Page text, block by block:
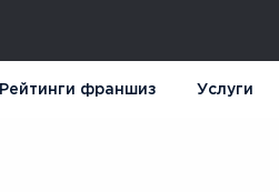
Рейтинги франшиз Услуги